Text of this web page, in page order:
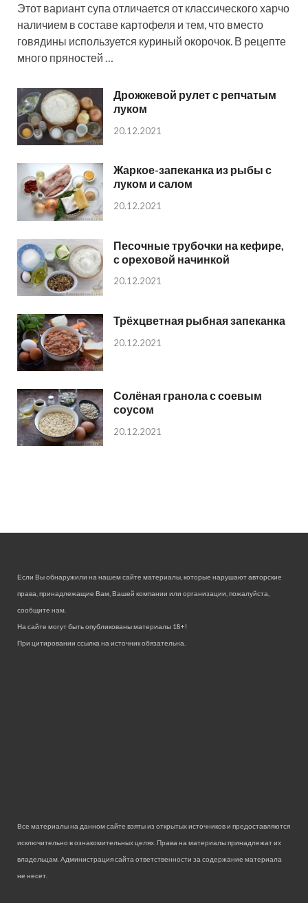
Этот вариант супа отличается от классического харчо
наличием в составе картофеля и тем, что вместо
говядины используется куриный окорочок. В рецепте
много пряностей …
Дрожжевой рулет с репчатым
луком
20.12.2021
Жаркое-запеканка из рыбы с
луком и салом
20.12.2021
Песочные трубочки на кефире,
с ореховой начинкой
20.12.2021
Трёхцветная рыбная запеканка
20.12.2021
Солёная гранола с соевым
соусом
20.12.2021
Если Вы обнаружили на нашем сайте материалы, которые нарушают авторские
права, принадлежащие Вам, Вашей компании или организации, пожалуйста,
сообщите нам.
На сайте могут быть опубликованы материалы 18+!
При цитировании ссылка на источник обязательна.
Все материалы на данном сайте взяты из открытых источников и предоставляются
исключительно в ознакомительных целях. Права на материалы принадлежат их
владельцам. Администрация сайта ответственности за содержание материала
не несет.